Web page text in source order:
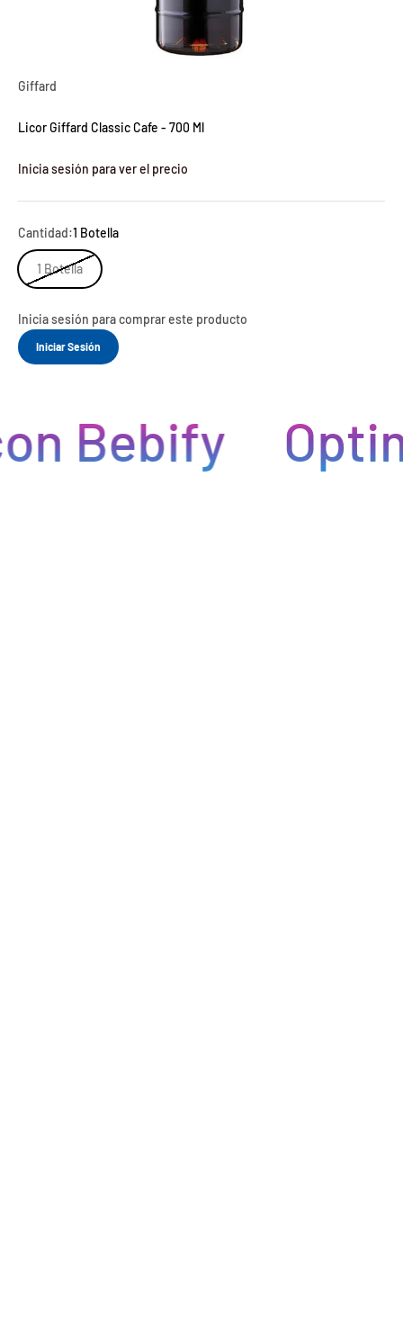
Giffard
Licor Giffard Classic Cafe - 700 Ml
Inicia sesión para ver el precio
Cantidad:1 Botella
1 Botella
Inicia sesión para comprar este producto
Iniciar Sesión
Bebify
Optimizamos la cadena de suministro de bebidas, brindando
eficiencia en la gestión, acceso a productos de calidad y entregas